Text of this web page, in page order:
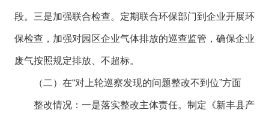
段。三是加强联合检查。定期联合环保部门到企业开展环
保检查，加强对园区企业气体排放的巡查监管，确保企业
废气按照规定排放、不超标。
（二）在“对上轮巡察发现的问题整改不到位”方面
整改情况：一是落实整改主体责任。制定《新丰县产